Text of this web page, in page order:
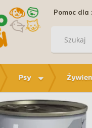
Pomoc
Psy